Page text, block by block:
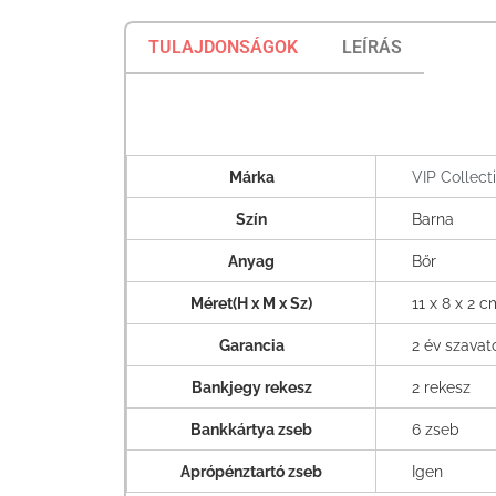
TULAJDONSÁGOK LEÍRÁS
Márka VIP
Szín Barna
Anyag Bőr
Méret(H x M x Sz) 11 x 8 x 2
Garancia 2 év
Bankjegy rekesz 2 rekesz
Bankkártya zseb 6 zseb
Aprópénztartó zseb Igen